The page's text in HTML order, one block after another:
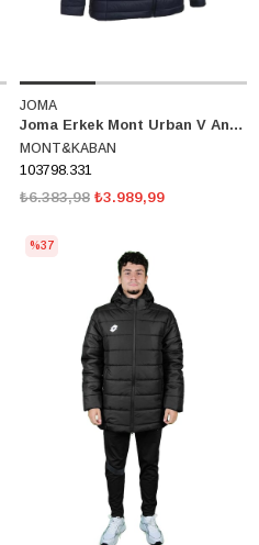
JOMA
Joma Erkek Mont Urban V Anorak 103798.331
MONT&KABAN
103798.331
₺3.989,99
₺6.383,98
%37